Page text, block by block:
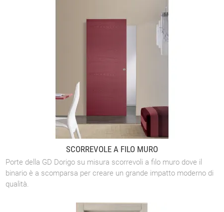
SCORREVOLE A FILO MURO
Porte della GD Dorigo su misura scorrevoli a filo muro dove il
binario è a scomparsa per creare un grande impatto moderno di
qualità.